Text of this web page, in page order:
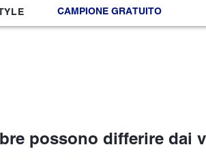
CAMPIONE GRATUITO
possono differire dai